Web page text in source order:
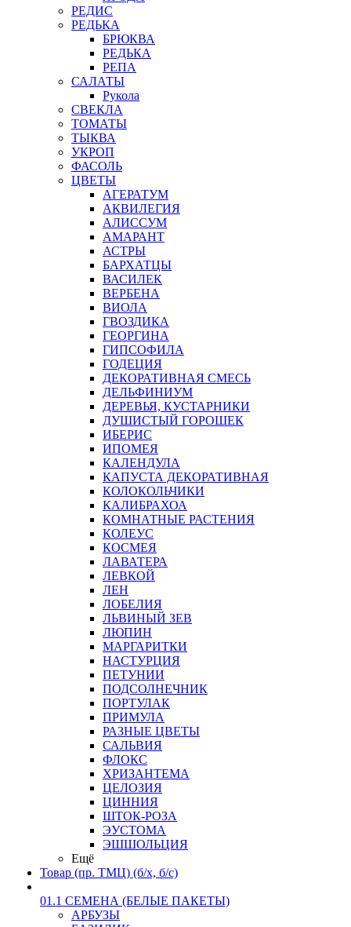
РЕДИС
РЕДЬКА
БРЮКВА
РЕДЬКА
РЕПА
САЛАТЫ
Рукола
СВЕКЛА
ТОМАТЫ
ТЫКВА
УКРОП
ФАСОЛЬ
ЦВЕТЫ
АГЕРАТУМ
АКВИЛЕГИЯ
АЛИССУМ
АМАРАНТ
АСТРЫ
БАРХАТЦЫ
ВАСИЛЕК
ВЕРБЕНА
ВИОЛА
ГВОЗДИКА
ГЕОРГИНА
ГИПСОФИЛА
ГОДЕЦИЯ
ДЕКОРАТИВНАЯ СМЕСЬ
ДЕЛЬФИНИУМ
ДЕРЕВЬЯ, КУСТАРНИКИ
ДУШИСТЫЙ ГОРОШЕК
ИБЕРИС
ИПОМЕЯ
КАЛЕНДУЛА
КАПУСТА ДЕКОРАТИВНАЯ
КОЛОКОЛЬЧИКИ
КАЛИБРАХОА
КОМНАТНЫЕ РАСТЕНИЯ
КОЛЕУС
КОСМЕЯ
ЛАВАТЕРА
ЛЕВКОЙ
ЛЕН
ЛОБЕЛИЯ
ЛЬВИНЫЙ ЗЕВ
ЛЮПИН
МАРГАРИТКИ
НАСТУРЦИЯ
ПЕТУНИИ
ПОДСОЛНЕЧНИК
ПОРТУЛАК
ПРИМУЛА
РАЗНЫЕ ЦВЕТЫ
САЛЬВИЯ
ФЛОКС
ХРИЗАНТЕМА
ЦЕЛОЗИЯ
ЦИННИЯ
ШТОК-РОЗА
ЭУСТОМА
ЭШШОЛЬЦИЯ
Ещё
Товар (пр. ТМЦ) (б/х, б/с)
01.1 СЕМЕНА (БЕЛЫЕ ПАКЕТЫ)
АРБУЗЫ